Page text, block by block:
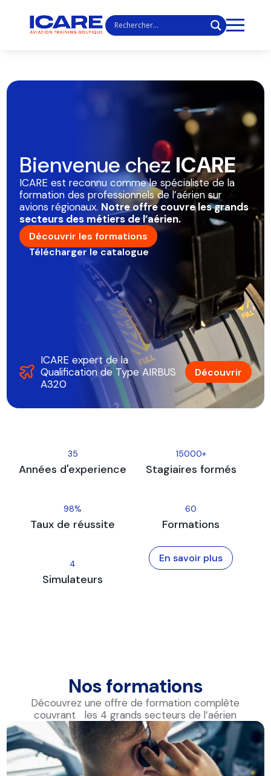
Bienvenue chezICARE
ICARE est reconnu comme le spécialiste de la
formation des professionnels de l’aérien sur
avions régionaux. Notre offre couvre les grands
secteurs des métiers de l’aérien.
Découvrir les formations
Télécharger le catalogue
ICARE expert de la
Qualification de Type AIRBUS
A320
Découvrir
35
Années d'experience
15000+
Stagiaires formés
98%
Taux de réussite
60
Formations
4
Simulateurs
En savoir plus
Nos formations
Découvrez une offre de formation complète
couvrant les 4 grands secteurs de l’aérien